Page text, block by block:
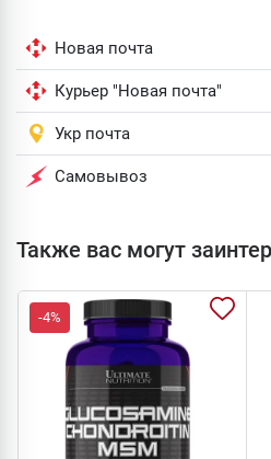
Новая почта
Курьер "Новая почта"
Укр почта
Самовывоз
Также вас могут
-4%